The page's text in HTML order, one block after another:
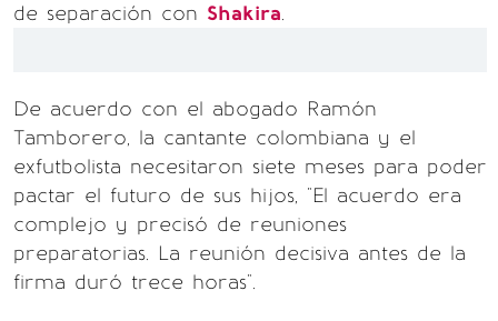
de separación con Shakira.
De acuerdo con el abogado Ramón
Tamborero, la cantante colombiana y el
exfutbolista necesitaron siete meses para poder
pactar el futuro de sus hijos, "El acuerdo era
complejo y precisó de reuniones
preparatorias. La reunión decisiva antes de la
firma duró trece horas".